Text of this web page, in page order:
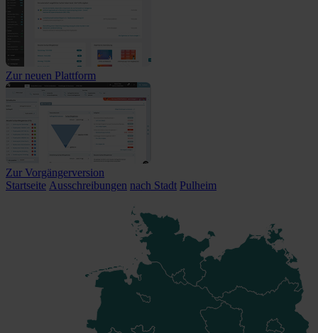
Zur neuen Plattform
Zur Vorgängerversion
Startseite Ausschreibungen nach Stadt Pulheim